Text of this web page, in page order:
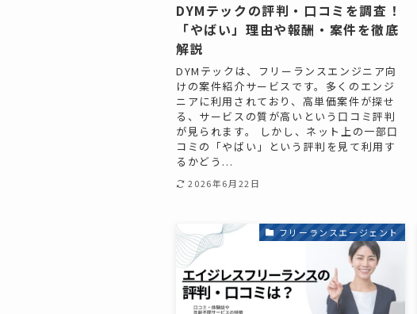
DYMテックの評判・口コミを調査！
「やばい」理由や報酬・案件を徹底
解説
DYMテックは、フリーランスエンジニア向
けの案件紹介サービスです。多くのエンジ
ニアに利用されており、高単価案件が探せ
る、サービスの質が高いという口コミ評判
が見られます。 しかし、ネット上の一部口
コミの「やばい」という評判を見て利用す
るかどう...
2026年6月22日
フリーランスエージェント